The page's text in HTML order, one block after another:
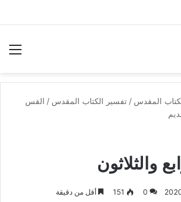
المقدس / تفسير الكتاب المقدس / القس
والثلاثون
0
151 أقل من دقيقة